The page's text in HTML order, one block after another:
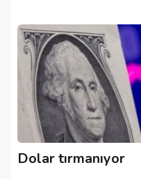
Dolar tırmanıyor